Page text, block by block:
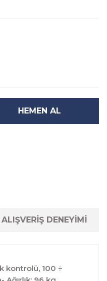
HEMEN AL
ALIŞVERİŞ DENEYİMİ
kontrolü, 100 ÷